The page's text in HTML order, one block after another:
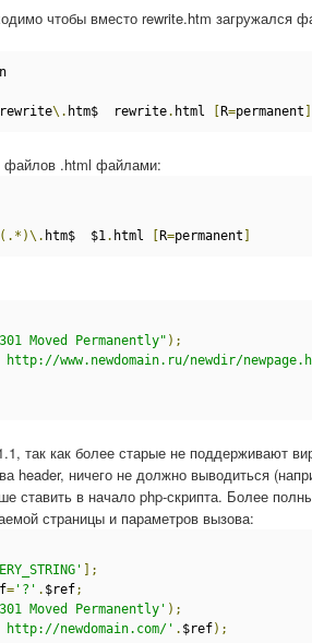
чтобы вместо rewrite.htm загружался
rewrite\. htm$  rewrite. html R=permanent
файлов .html файлами:
htm$  $1. html R=permanent
Moved Permanently" );
www.newdomain.ru/newdir/
так как более старые не поддерживают
header, ничего не должно выводиться
ставить в начало php-скрипта. Более
страницы и параметров вызова:
];
= '?' . $ref;
Moved Permanently' );
newdomain.com/' . $ref);